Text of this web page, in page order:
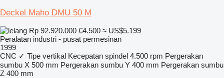
Deckel Maho DMU 50 M
Rp 92.920.000 €4.500 ≈ US$5.199
Peralatan industri - pusat permesinan
1999
CNC ✓ Tipe vertikal Kecepatan spindel 4.500 rpm Pergerakan
sumbu X 500 mm Pergerakan sumbu Y 400 mm Pergerakan sumbu
Z 400 mm